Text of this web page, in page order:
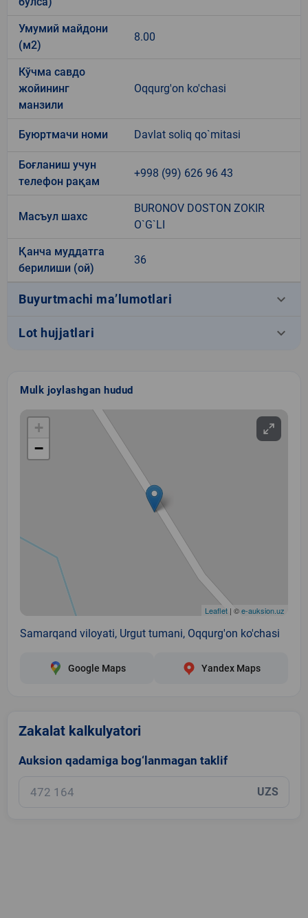
Умумий майдони
(м2)
8.00
Кўчма савдо
жойининг
манзили
Oqqurg'on ko'chasi
Буюртмачи номи Davlat soliq qo`mitasi
Боғланиш учун
телефон рақам
+998 (99) 626 96 43
Масъул шахс
BURONOV DOSTON ZOKIR
O`G`LI
Қанча муддатга
берилиши (ой)
36
Buyurtmachi ma’lumotlari keyboard_arrow_down
Lot hujjatlari keyboard_arrow_down
Mulk joylashgan hudud
+
−
Leaflet | ©e-auksion.uz
Samarqand viloyati, Urgut tumani, Oqqurg'on ko'chasi
Google Maps Yandex Maps
Zakalat kalkulyatori
Auksion qadamiga bog‘lanmagan taklif
UZS